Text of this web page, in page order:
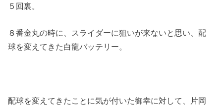
５回裏。
８番金丸の時に、スライダーに狙いが来ないと思い、配
球を変えてきた白龍バッテリー。
配球を変えてきたことに気が付いた御幸に対して、片岡